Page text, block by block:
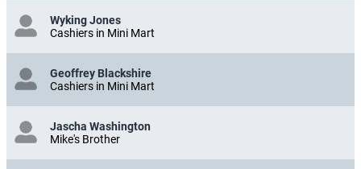
Wyking Jones
Cashiers in Mini Mart
Geoffrey Blackshire
Cashiers in Mini Mart
Jascha Washington
Mike's Brother